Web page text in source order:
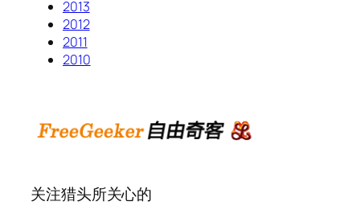
2013
2012
2011
2010
关注猎头所关心的